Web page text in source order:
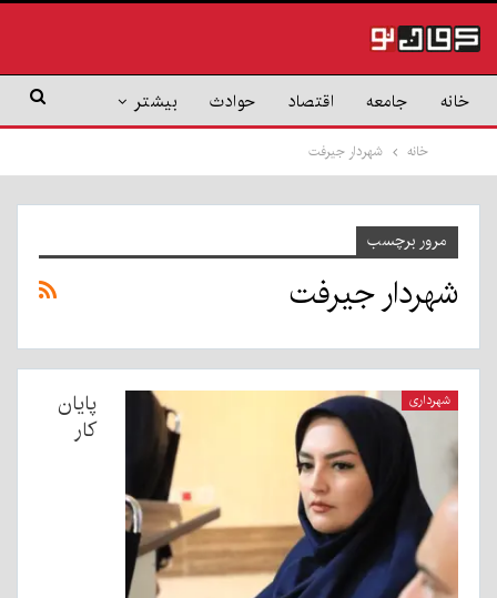
خانه جامعه اقتصاد حوادث بیشتر
خانه شهردار جیرفت
مرور برچسب
شهردار جیرفت
شهرداری
پایان
کار